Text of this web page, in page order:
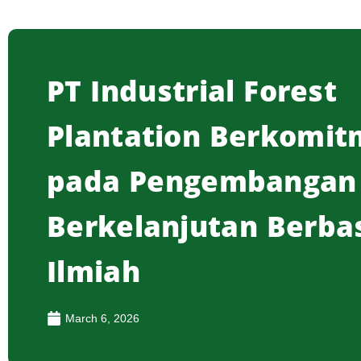
PT Industrial Forest
Plantation
pada Pengembangan
Berkelanjutan
Ilmiah
March 6, 2026